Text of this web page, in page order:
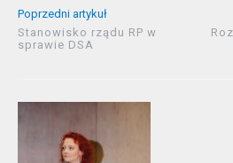
Poprzedni artykuł
Stanowisko rządu RP w
sprawie DSA